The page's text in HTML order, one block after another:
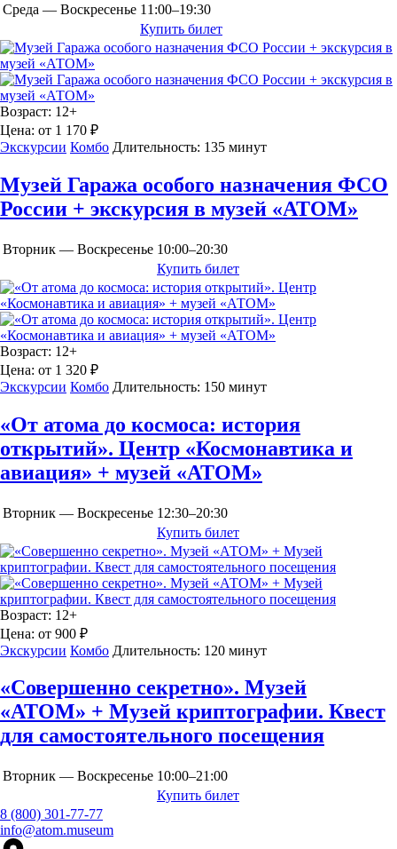
Среда — Воскресенье 11:00–19:30
Купить билет
Возраст: 12+
Цена: от 1 170 ₽
Экскурсии Комбо Длительность: 135 минут
Музей Гаража особого назначения ФСО
России + экскурсия в музей «АТОМ»
Вторник — Воскресенье 10:00–20:30
Купить билет
Возраст: 12+
Цена: от 1 320 ₽
Экскурсии Комбо Длительность: 150 минут
«От атома до космоса: история
открытий». Центр «Космонавтика и
авиация» + музей «АТОМ»
Вторник — Воскресенье 12:30–20:30
Купить билет
Возраст: 12+
Цена: от 900 ₽
Экскурсии Комбо Длительность: 120 минут
«Совершенно секретно». Музей
«АТОМ» + Музей криптографии. Квест
для самостоятельного посещения
Вторник — Воскресенье 10:00–21:00
Купить билет
8 (800) 301-77-77
info@atom.museum